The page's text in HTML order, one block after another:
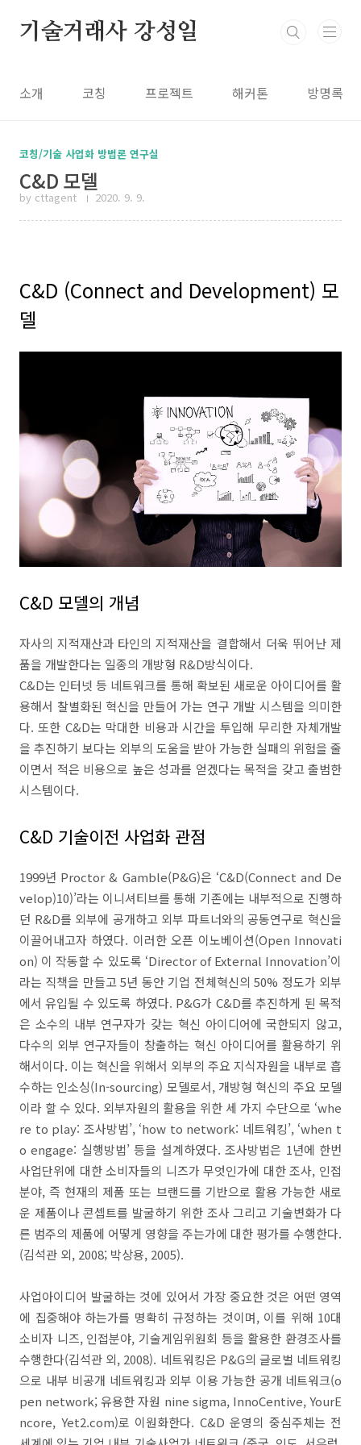
기술거래사 강성일
소개 코칭 프로젝트 해커톤 방명록
코칭/기술 사업화 방법론 연구실
C&D 모델
by cttagent 2020. 9. 9.
C&D (Connect and Development) 모
델
C&D 모델의 개념
자사의 지적재산과 타인의 지적재산을 결합해서 더욱 뛰어난 제
품을 개발한다는 일종의 개방형 R&D방식이다.
C&D는 인터넷 등 네트워크를 통해 확보된 새로운 아이디어를 활
용해서 찰별화된 혁신을 만들어 가는 연구 개발 시스템을 의미한
다. 또한 C&D는 막대한 비용과 시간을 투입해 무리한 자체개발
을 추진하기 보다는 외부의 도움을 받아 가능한 실패의 위험을 줄
이면서 적은 비용으로 높은 성과를 얻겠다는 목적을 갖고 출범한
시스템이다.
C&D 기술이전 사업화 관점
1999년 Proctor & Gamble(P&G)은 ‘C&D(Connect and De
velop)10)’라는 이니셔티브를 통해 기존에는 내부적으로 진행하
던 R&D를 외부에 공개하고 외부 파트너와의 공동연구로 혁신을
이끌어내고자 하였다. 이러한 오픈 이노베이션(Open Innovati
on) 이 작동할 수 있도록 ‘Director of External Innovation’이
라는 직책을 만들고 5년 동안 기업 전체혁신의 50% 정도가 외부
에서 유입될 수 있도록 하였다. P&G가 C&D를 추진하게 된 목적
은 소수의 내부 연구자가 갖는 혁신 아이디어에 국한되지 않고,
다수의 외부 연구자들이 창출하는 혁신 아이디어를 활용하기 위
해서이다. 이는 혁신을 위해서 외부의 주요 지식자원을 내부로 흡
수하는 인소싱(In-sourcing) 모델로서, 개방형 혁신의 주요 모델
이라 할 수 있다. 외부자원의 활용을 위한 세 가지 수단으로 ‘whe
re to play: 조사방법’, ‘how to network: 네트워킹’, ‘when t
o engage: 실행방법’ 등을 설계하였다. 조사방법은 1년에 한번
사업단위에 대한 소비자들의 니즈가 무엇인가에 대한 조사, 인접
분야, 즉 현재의 제품 또는 브랜드를 기반으로 활용 가능한 새로
운 제품이나 콘셉트를 발굴하기 위한 조사 그리고 기술변화가 다
른 범주의 제품에 어떻게 영향을 주는가에 대한 평가를 수행한다.
(김석관 외, 2008; 박상용, 2005).
사업아이디어 발굴하는 것에 있어서 가장 중요한 것은 어떤 영역
에 집중해야 하는가를 명확히 규정하는 것이며, 이를 위해 10대
소비자 니즈, 인접분야, 기술게임위원회 등을 활용한 환경조사를
수행한다(김석관 외, 2008). 네트워킹은 P&G의 글로벌 네트워킹
으로 내부 비공개 네트워킹과 외부 이용 가능한 공개 네트워크(o
pen network; 유용한 자원 nine sigma, InnoCentive, YourE
ncore, Yet2.com)로 이원화한다. C&D 운영의 중심주체는 전